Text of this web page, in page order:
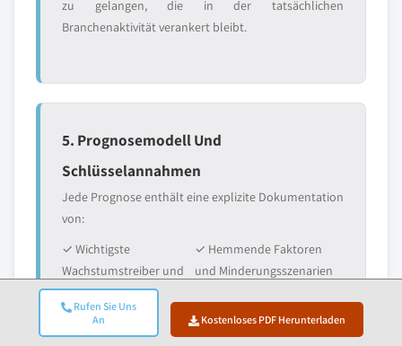
Rufen Sie Uns
An
Kostenloses PDF Herunterladen
zu gelangen, die in der tatsächlichen
Branchenaktivität verankert bleibt.
5. Prognosemodell Und
Schlüsselannahmen
Jede Prognose enthält eine explizite Dokumentation
von:
✓ Wichtigste
Wachstumstreiber und
ihr angenommener
Einfluss
✓ Hemmende Faktoren
und Minderungsszenarien